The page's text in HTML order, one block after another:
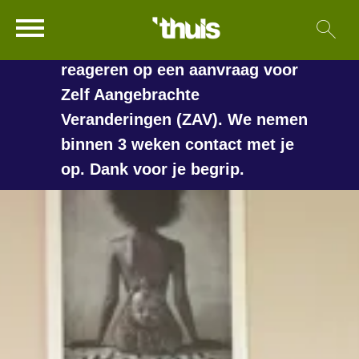
Naar hoofdinhoud
Naar hoofdnavigatiemenu
Naar zoeken
Naar de homepage
Ga naar Hoofd
langer duren voordat we
reageren op een aanvraag voor
Zelf Aangebrachte
Veranderingen (ZAV). We nemen
binnen 3 weken contact met je
op. Dank voor je begrip.